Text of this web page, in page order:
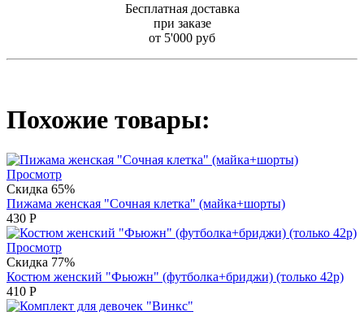
Бесплатная доставка
при заказе
от 5'000 руб
Похожие товары:
Просмотр
Скидка 65%
Пижама женская "Сочная клетка" (майка+шорты)
430 Р
Просмотр
Скидка 77%
Костюм женский "Фьюжн" (футболка+бриджи) (только 42р)
410 Р